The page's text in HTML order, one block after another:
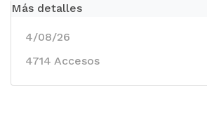
Más detalles
4/08/26
4714 Accesos